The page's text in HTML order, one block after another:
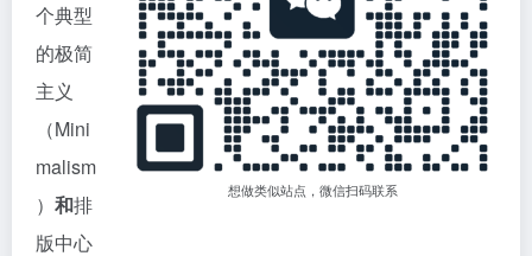
想做类似站点，微信扫码联系
个典型
的极简
主义
（Mini
malism
） 和排
版中心